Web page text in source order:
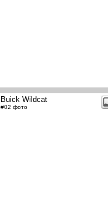
Buick Wildcat
#02 фото